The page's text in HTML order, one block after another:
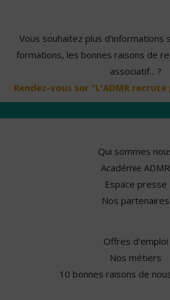
Vous souhaitez plus d'informations
formations, les bonnes raisons de
associatif... ?
Rendez-vous sur "L'ADMR
Qui sommes
Académie ADMR
Espace presse
Nos partenaires
Offres d'emploi
Nos métiers
10 bonnes raisons de